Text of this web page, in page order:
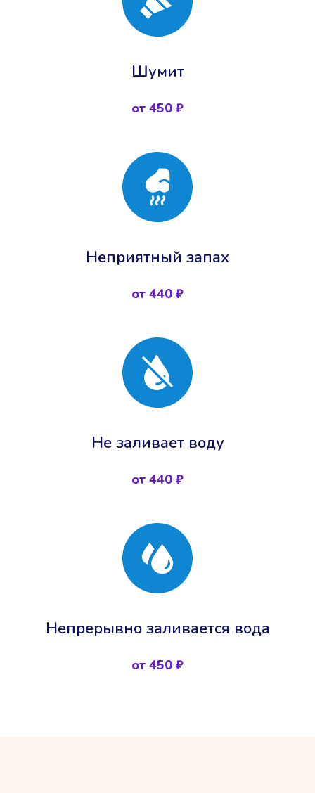
Шумит
от 450 ₽
Неприятный запах
от 440 ₽
Не заливает воду
от 440 ₽
Непрерывно заливается вода
от 450 ₽